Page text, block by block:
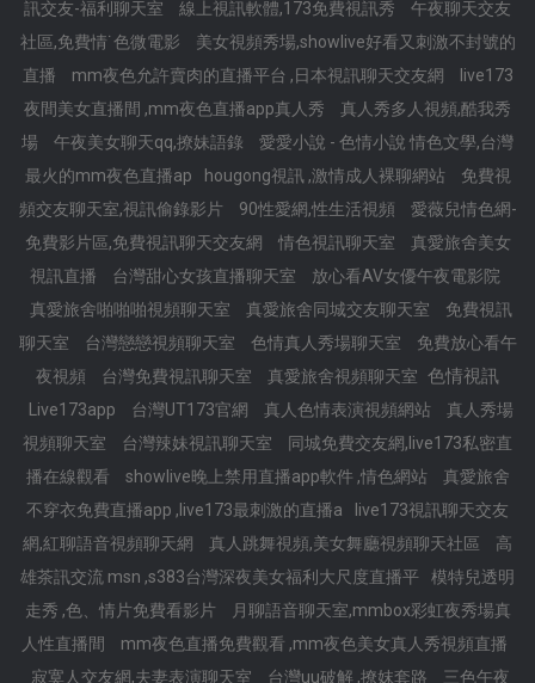
訊交友-福利聊天室
線上視訊軟體,173免費視訊秀
午夜聊天交友
社區,免費情˙色微電影
美女視頻秀場,showlive好看又刺激不封號的
直播
mm夜色允許賣肉的直播平台 ,日本視訊聊天交友網
live173
夜間美女直播間 ,mm夜色直播app真人秀
真人秀多人視頻,酷我秀
場
午夜美女聊天qq,撩妹語錄
愛愛小說 - 色情小說 情色文學,台灣
最火的mm夜色直播ap
hougong視訊 ,激情成人裸聊網站
免費視
頻交友聊天室,視訊偷錄影片
90性愛網,性生活視頻
愛薇兒情色網-
免費影片區,免費視訊聊天交友網
情色視訊聊天室
真愛旅舍美女
視訊直播
台灣甜心女孩直播聊天室
放心看AV女優午夜電影院
真愛旅舍啪啪啪視頻聊天室
真愛旅舍同城交友聊天室
免費視訊
聊天室
台灣戀戀視頻聊天室 色情真人秀場聊天室
免費放心看午
夜視頻
台灣免費視訊聊天室 真愛旅舍視頻聊天室 色情視訊
Live173app 台灣UT173官網 真人色情表演視頻網站
真人秀場
視頻聊天室
台灣辣妹視訊聊天室
同城免費交友網,live173私密直
播在線觀看
showlive晚上禁用直播app軟件 ,情色網站
真愛旅舍
不穿衣免費直播app ,live173最刺激的直播a
live173視訊聊天交友
網,紅聊語音視頻聊天網
真人跳舞視頻,美女舞廳視頻聊天社區
高
雄茶訊交流 msn ,s383台灣深夜美女福利大尺度直播平
模特兒透明
走秀 ,色、情片免費看影片
月聊語音聊天室,mmbox彩虹夜秀場真
人性直播間
mm夜色直播免費觀看 ,mm夜色美女真人秀視頻直播
寂寞人交友網,夫妻表演聊天室
台灣uu破解 ,撩妺套路 三色午夜